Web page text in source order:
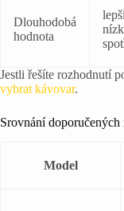
Dlouhodobá
hodnota
Jestli řešíte rozhodnutí
vybrat kávovar.
Srovnání
Model